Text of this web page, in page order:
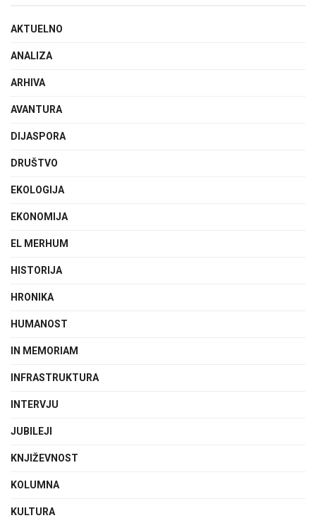
AKTUELNO
ANALIZA
ARHIVA
AVANTURA
DIJASPORA
DRUŠTVO
EKOLOGIJA
EKONOMIJA
EL MERHUM
HISTORIJA
HRONIKA
HUMANOST
IN MEMORIAM
INFRASTRUKTURA
INTERVJU
JUBILEJI
KNJIŽEVNOST
KOLUMNA
KULTURA